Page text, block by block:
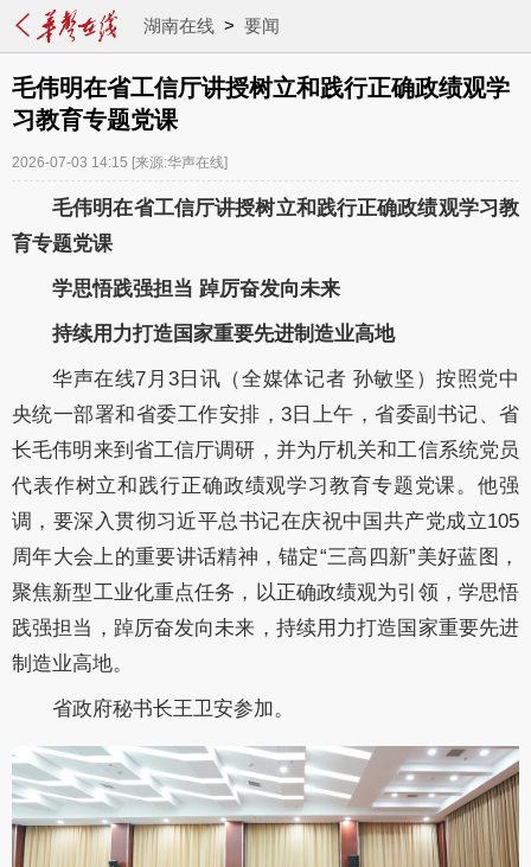
湖南在线> 要闻
毛伟明在省工信厅讲授树立和践行正确政绩观学
习教育专题党课
2026-07-03 14:15 [来源:华声在线]
毛伟明在省工信厅讲授树立和践行正确政绩观学习教
育专题党课
学思悟践强担当 踔厉奋发向未来
持续用力打造国家重要先进制造业高地
华声在线7 月 3日讯 （全媒体记者 孙敏坚）按照党中
央统一部署和省委工作安排 ， 3日 上午 ，省委副书记、省
长毛伟明 来到省工信厅调研 ， 并为厅机关和工信系统党员
代表作树立和践行正确政绩观学习教育专题党课。他强
调， 要深入贯彻习近平总书记在庆祝中国共产党成立105
周年大会上的重要讲话精神 ，锚定“三高四新”美好蓝图，
聚焦新型工业化重点任务， 以正确政绩观为引领， 学思悟
践强担当，踔厉奋发向未来，持续用力打造国家重要先进
制造业高地。
省政府秘书长王卫安参加。